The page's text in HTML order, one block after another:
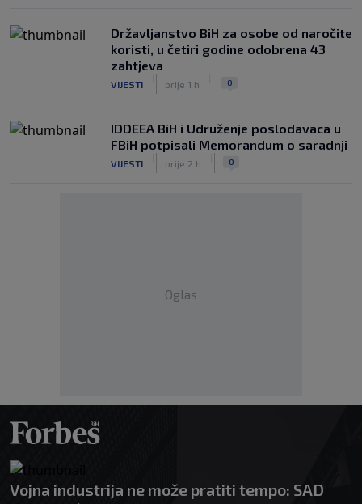
Državljanstvo BiH za osobe od naročite
koristi, u četiri godine odobrena 43
zahtjeva
VIJESTI prije 1 h 0
IDDEEA BiH i Udruženje poslodavaca u
FBiH potpisali Memorandum o saradnji
VIJESTI prije 2 h 0
Oglas
Vojna industrija ne može pratiti tempo: SAD